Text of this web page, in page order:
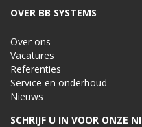
OVER BB SYSTEMS
Over ons
Vacatures
Referenties
Service en onderhoud
Nieuws
SCHRIJF U IN VOOR ONZE